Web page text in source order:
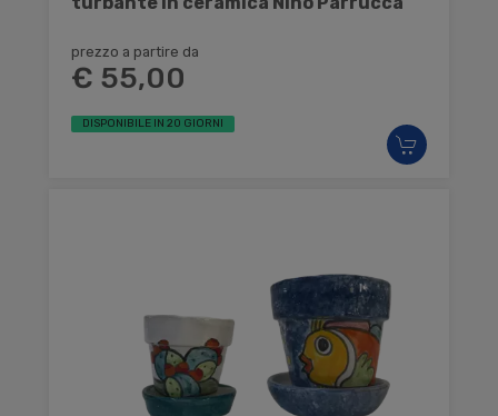
prezzo a partire da
€ 55,00
DISPONIBILE IN 20 GIORNI